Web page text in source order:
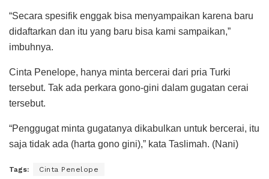
“Secara spesifik enggak bisa menyampaikan karena baru
didaftarkan dan itu yang baru bisa kami sampaikan,”
imbuhnya.
Cinta Penelope, hanya minta bercerai dari pria Turki
tersebut. Tak ada perkara gono-gini dalam gugatan cerai
tersebut.
“Penggugat minta gugatanya dikabulkan untuk bercerai, itu
saja tidak ada (harta gono gini),” kata Taslimah. (Nani)
Tags: Cinta Penelope